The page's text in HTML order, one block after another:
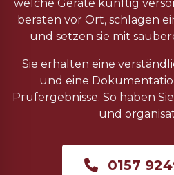
welche Geräte künftig
beraten vor Ort, schlagen
und setzen sie mit
Sie erhalten eine
und eine
Prüfergebnisse. So haben
und
0157